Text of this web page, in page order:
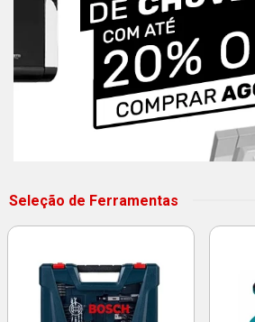
Seleção de Ferramentas